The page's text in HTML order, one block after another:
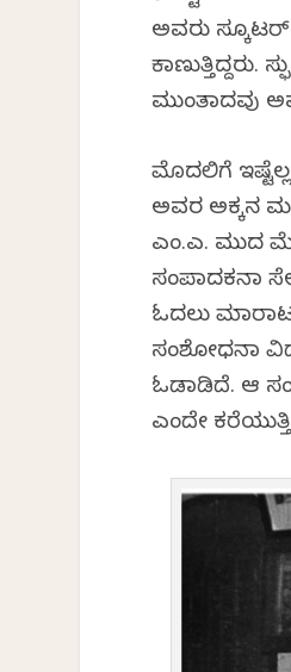
ಅವರು
ಮುಂತಾದವು
ಮೊದಲಿಗೆ
ಅವರ ಅಕ್ಕನ
ಎಂ.ಎ. ಮುಗಿದ
ಸಂಪಾದಕನಾಗಿ
ಓದಲು
ಸಂಶೋಧನಾ
ಓಡಾಡಿದೆ. ಆ
ಎಂದೇ